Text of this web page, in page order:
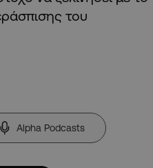
του
Alpha Podcasts